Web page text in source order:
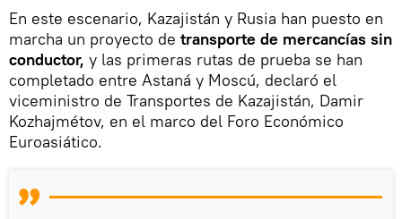
En este escenario, Kazajistán y Rusia han puesto en
marcha un proyecto de transporte de mercancías sin
conductor, y las primeras rutas de prueba se han
completado entre Astaná y Moscú, declaró el
viceministro de Transportes de Kazajistán, Damir
Kozhajmétov, en el marco del Foro Económico
Euroasiático.